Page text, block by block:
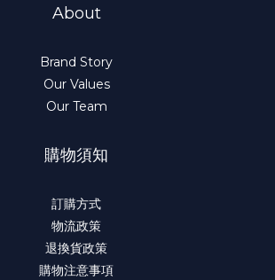
About
Brand Story
Our Values
Our Team
購物須知
訂購方式
物流政策
退換貨政策
購物注意事項